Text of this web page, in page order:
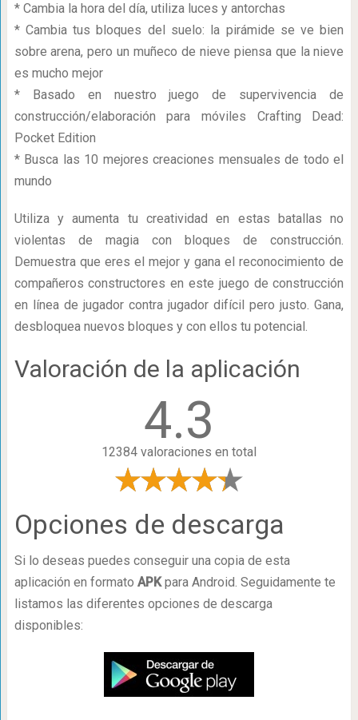
* Cambia la hora del día, utiliza luces y antorchas
* Cambia tus bloques del suelo: la pirámide se ve bien
sobre arena, pero un muñeco de nieve piensa que la nieve
es mucho mejor
* Basado en nuestro juego de supervivencia de
construcción/elaboración para móviles Crafting Dead:
Pocket Edition
* Busca las 10 mejores creaciones mensuales de todo el
mundo
Utiliza y aumenta tu creatividad en estas batallas no
violentas de magia con bloques de construcción.
Demuestra que eres el mejor y gana el reconocimiento de
compañeros constructores en este juego de construcción
en línea de jugador contra jugador difícil pero justo. Gana,
desbloquea nuevos bloques y con ellos tu potencial.
Valoración de la aplicación
4.3
12384 valoraciones en total
Opciones de descarga
Si lo deseas puedes conseguir una copia de esta
aplicación en formato APKpara Android. Seguidamente te
listamos las diferentes opciones de descarga
disponibles: